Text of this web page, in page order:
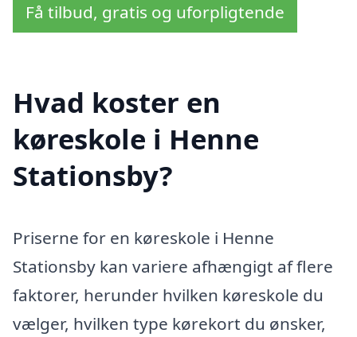
Få tilbud, gratis og uforpligtende
Hvad koster en
køreskole i Henne
Stationsby?
Priserne for en køreskole i Henne
Stationsby kan variere afhængigt af flere
faktorer, herunder hvilken køreskole du
vælger, hvilken type kørekort du ønsker,